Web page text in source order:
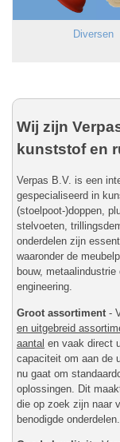
Diversen
Wij zijn
kunststof en
Verpas B.V. is een
gespecialiseerd in
(stoelpoot-)doppen,
stelvoeten,
onderdelen zijn
waaronder de
bouw,
engineering.
Groot assortiment -
en uitgebreid
aantal en vaak direct
capaciteit om aan de
nu gaat om
oplossingen. Dit
die op zoek zijn naar
benodigde onderdelen.